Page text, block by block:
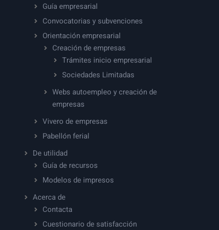
Guía empresarial
Convocatorias y subvenciones
Orientación empresarial
Creación de empresas
Trámites inicio empresarial
Sociedades Limitadas
Webs autoempleo y creación de
empresas
Vivero de empresas
Pabellón ferial
De utilidad
Guía de recursos
Modelos de impresos
Acerca de
Contacta
Cuestionario de satisfacción